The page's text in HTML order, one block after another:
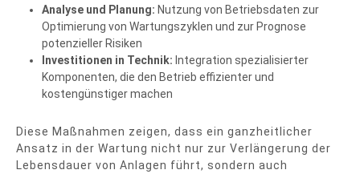
Analyse und Planung: Nutzung von Betriebsdaten zur
Optimierung von Wartungszyklen und zur Prognose
potenzieller Risiken
Investitionen in Technik: Integration spezialisierter
Komponenten, die den Betrieb effizienter und
kostengünstiger machen
Diese Maßnahmen zeigen, dass ein ganzheitlicher
Ansatz in der Wartung nicht nur zur Verlängerung der
Lebensdauer von Anlagen führt, sondern auch